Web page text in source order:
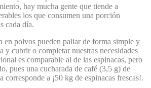
hay mucha gente que tiende a
los que consumen una porción
cada día.
en polvos pueden paliar de forma simple y
y cubrir o completar nuestras necesidades
es comparable al de las espinacas, pero
pues una cucharada de café (3,5 g) de
a ¡50 kg de espinacas frescas!.